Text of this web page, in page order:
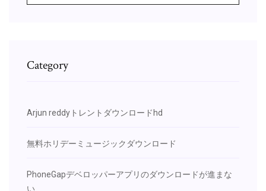
Category
Arjun reddyトレントダウンロードhd
無料ホリデーミュージックダウンロード
PhoneGapデベロッパーアプリのダウンロードが進まな
い